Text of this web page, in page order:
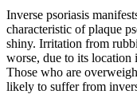
Inverse psoriasis
characteristic of plaque
shiny. Irritation from
worse, due to its location
Those who are
likely to suffer from